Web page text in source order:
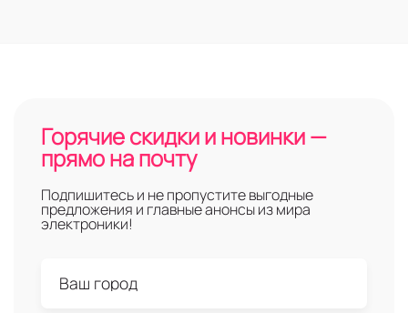
Горячие скидки и новинки —
прямо на почту
Подпишитесь и не пропустите выгодные
предложения и главные анонсы из мира
электроники!